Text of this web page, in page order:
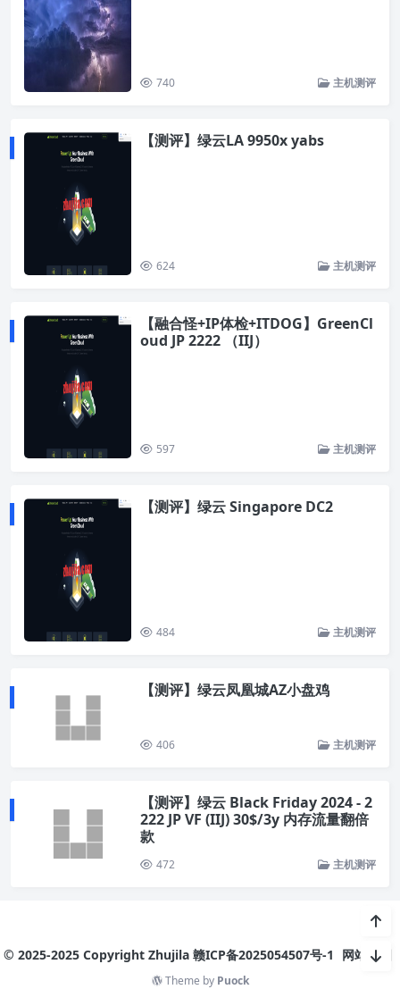
740 主机测评
【测评】绿云LA 9950x yabs
624 主机测评
【融合怪+IP体检+ITDOG】GreenCl
oud JP 2222 （IIJ）
597 主机测评
【测评】绿云 Singapore DC2
484 主机测评
【测评】绿云凤凰城AZ小盘鸡
406 主机测评
【测评】绿云 Black Friday 2024 - 2
222 JP VF (IIJ) 30$/3y 内存流量翻倍
款
472 主机测评
© 2025-2025 Copyright Zhujila 赣ICP备2025054507号-1 网站地图
Theme by Puock